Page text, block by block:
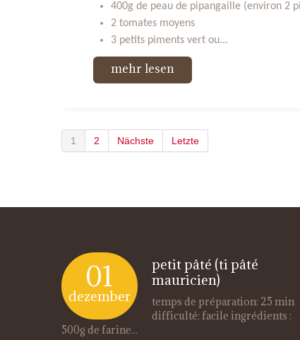
400g de peau de pipangaille (environ 2
2 tomates moyens
3 petits piments vert ou...
mehr lesen
1 2 Nächste Letzte
01
dezember
petit pâté (ti pâté
mauricien)
temps de préparation: 25 min
difficulté: facile ingrédients :
500g de farine...